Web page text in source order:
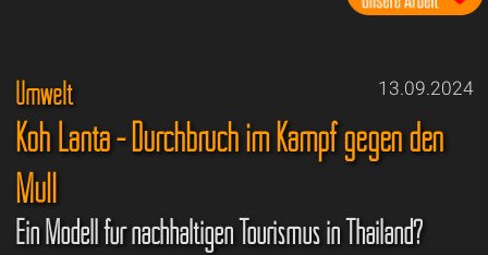
13.09.2024
Umwelt
Koh Lanta - Durchbruch im Kampf gegen den
Müll
Ein Modell für nachhaltigen Tourismus in Thailand?